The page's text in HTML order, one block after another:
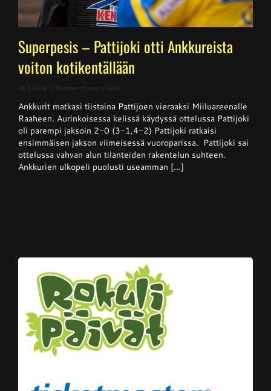
Superpesis – Pattijoki otti Ankkureista
voiton kotikentällään
26.5.2026 Kommentit pois päältä
–
Pattijoki
otti
Ankkureista
voiton
kotikentällään
Ankkurit matkasi tiistaina Pattijoen vieraaksi Miiluareenalle
Raaheen. Aurinkoisessa kelissä käydyssä ottelussa Pattijoki
oli parempi jaksoin 2-0 (3-1,4-2) Pattijoki ratkaisi
ensimmäisen jakson viimeisessä vuoroparissa. Pattijoki sai
ottelussa vahvan alun tilanteiden rakentelun suhteen.
Ankkurien ulkopeli puolusti useamman [...]